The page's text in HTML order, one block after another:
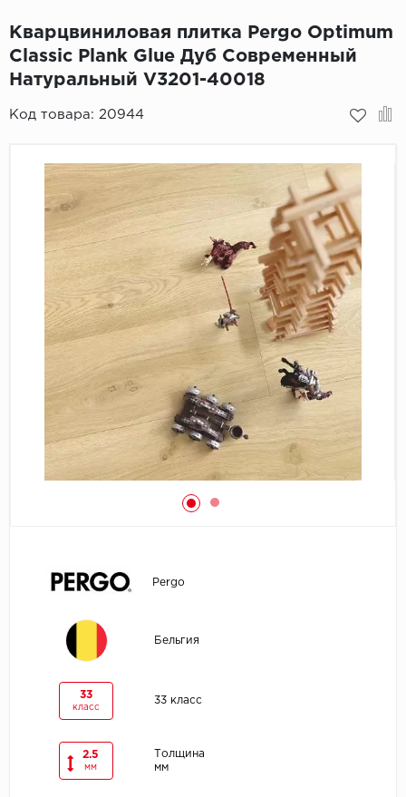
Berry Alloc
CorkArt Vinyl
CronaFloor
Damy Floor
Decoria
Dolce Flooring
ECO Parquet
EcoClick
Egger
Подложка
Пробковое покрытие
Кварцвиниловая плитка Pergo Optimum
Classic Plank Glue Дуб Современный
Натуральный V3201-40018
Код товара: 20944
Pergo
Бельгия
33
класс
33 класс
2.5
мм
Толщина
мм